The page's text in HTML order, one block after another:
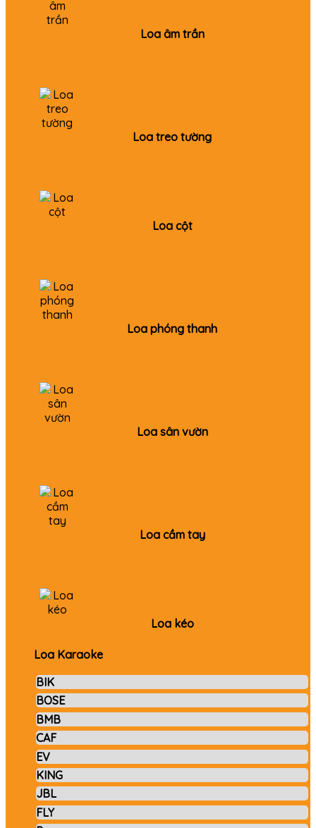
Loa âm trần
Loa treo tường
Loa cột
Loa phóng thanh
Loa sân vườn
Loa cầm tay
Loa kéo
Loa Karaoke
BIK
BOSE
BMB
CAF
EV
KING
JBL
FLY